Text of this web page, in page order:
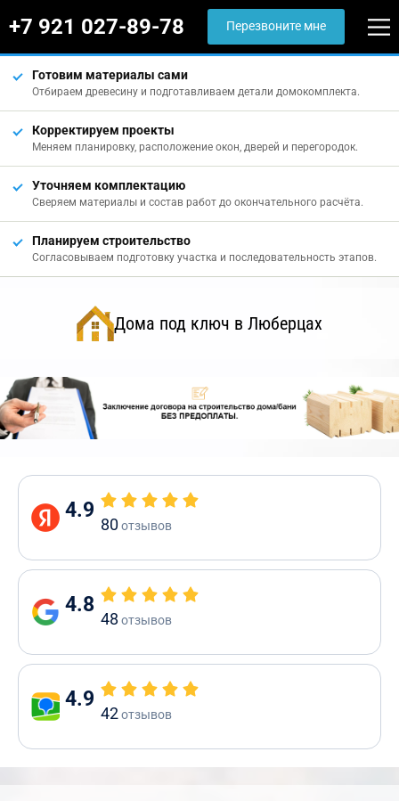
+7 921 027-89-78 Перезвоните мне
Готовим материалы сами
Отбираем древесину и подготавливаем детали домокомплекта.
Корректируем проекты
Меняем планировку, расположение окон, дверей и перегородок.
Уточняем комплектацию
Сверяем материалы и состав работ до окончательного расчёта.
Планируем строительство
Согласовываем подготовку участка и последовательность этапов.
Дома под ключ в Люберцах
4.9
80отзывов
4.8
48 отзывов
4.9
42отзывов